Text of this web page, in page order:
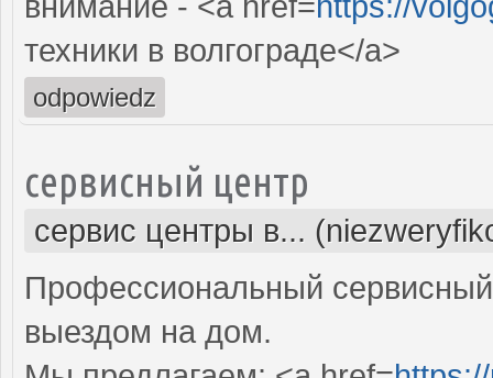
техники в волгограде</a>
odpowiedz
сервисный центр
сервис центры в...
Профессиональный
выездом на дом.